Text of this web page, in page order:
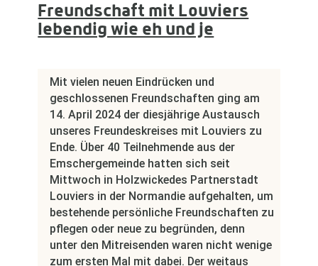
Freundschaft mit Louviers
lebendig wie eh und je
Mit vielen neuen Eindrücken und
geschlossenen Freundschaften ging am
14. April 2024 der diesjährige Austausch
unseres Freundeskreises mit Louviers zu
Ende. Über 40 Teilnehmende aus der
Emschergemeinde hatten sich seit
Mittwoch in Holzwickedes Partnerstadt
Louviers in der Normandie aufgehalten, um
bestehende persönliche Freundschaften zu
pflegen oder neue zu begründen, denn
unter den Mitreisenden waren nicht wenige
zum ersten Mal mit dabei. Der weitaus